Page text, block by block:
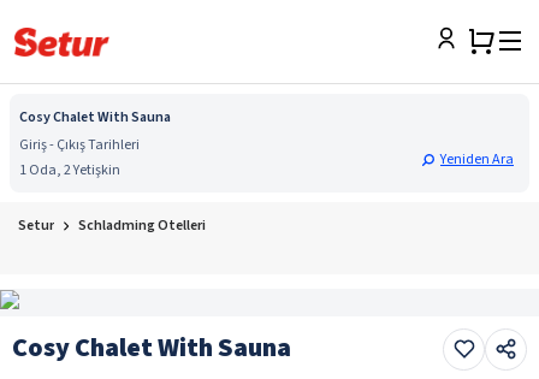
Cosy Chalet With Sauna
Giriş - Çıkış Tarihleri
1 Oda, 2 Yetişkin
Yeniden Ara
Setur Schladming Otelleri
Cosy Chalet With Sauna